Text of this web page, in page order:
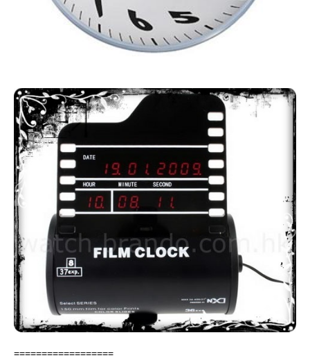
==================